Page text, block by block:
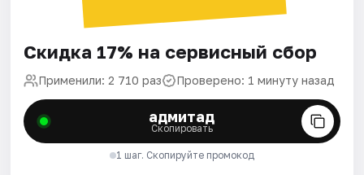
Скидка 17% на сервисный сбор
Применили: 2 710 раз Проверено: 1 минуту назад
адмитад
Скопировать
1 шаг. Скопируйте промокод